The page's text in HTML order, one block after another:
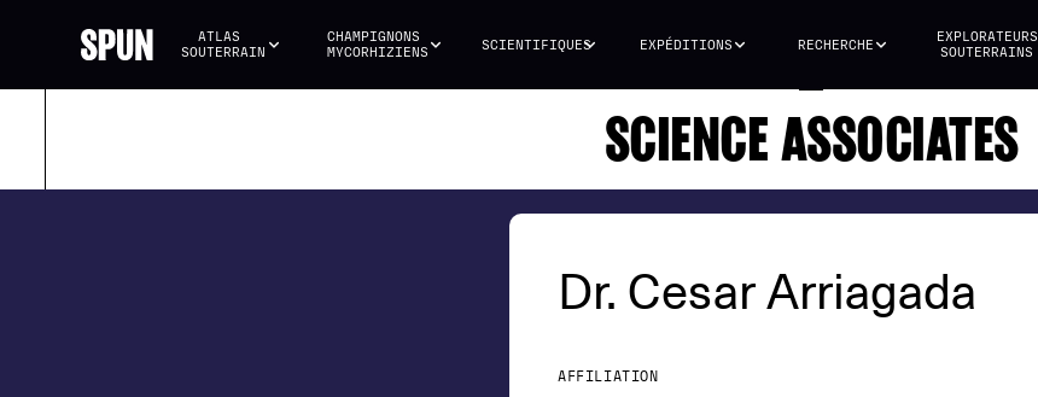
ATLAS
SOUTERRAIN
CHAMPIGNONS
MYCORHIZIENS
SCIENTIFIQUES EXPÉDITIONS RECHERCHE
EXPLORATEURS
SOUTERRAINS
SCIENCE ASSOCIATES
Dr. Cesar Arriagada
AFFILIATION